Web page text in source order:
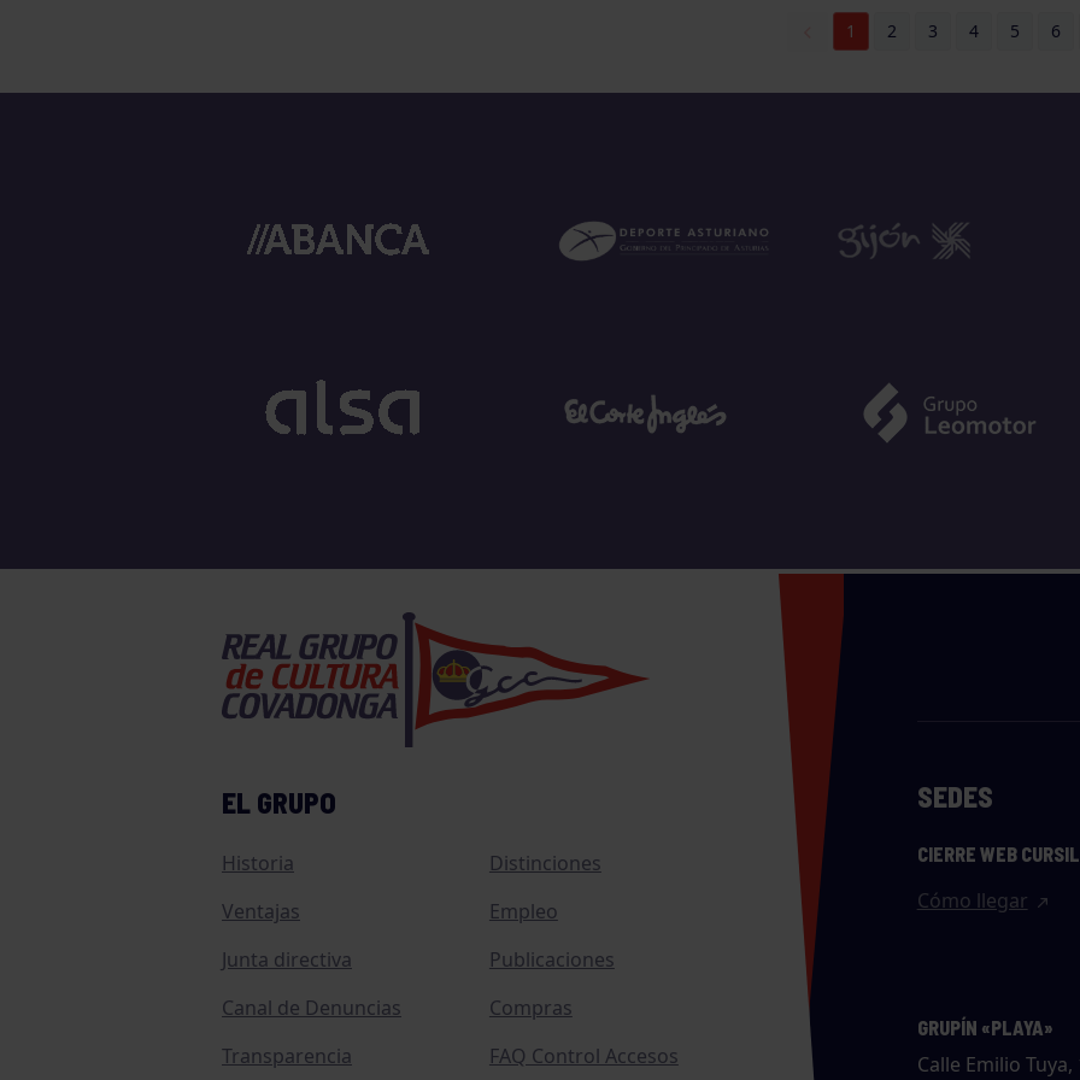
1 2 3 4 5 6
EL GRUPO
Historia
Distinciones
Ventajas
Empleo
Junta directiva
Publicaciones
Canal de Denuncias
Compras
Transparencia
FAQ Control Accesos
SEDES
CIERRE WEB
Cómo llegar
GRUPÍN «PLAYA»
Calle Emilio Tuya,